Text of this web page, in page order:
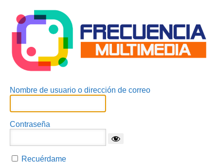
Nombre de usuario o dirección de correo
Contraseña
Recuérdame